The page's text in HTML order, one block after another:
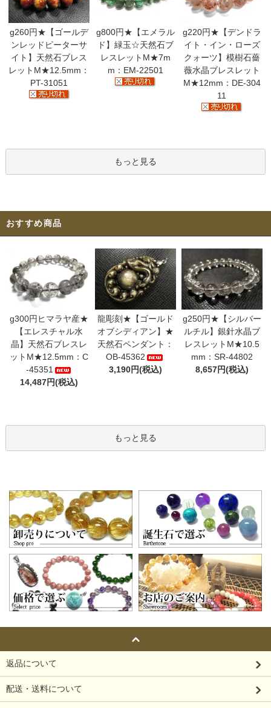
g260円★【ゴールデ
ンレッドピーターサ
イト】天然石ブレス
レットM★12.5mm：
PT-31051
g800円★【エメラル
ド】緑玉☆天然石ブ
レスレットM★7m
m：EM-22501
g220円★【デンドラ
イト・イン・ローズ
クォーツ】模樹石薔
薇水晶ブレスレット
M★12mm：DE-304
11
もっと見る
おすすめ商品
g300円ヒマラヤ産★
【エレスチャル水
晶】天然石ブレスレ
ットM★12.5mm：C
-45351
14,487円(税込)
龍彫刻★【ゴールド
オブシディアン】★
天然石ペンダント：
OB-45362
3,190円(税込)
g250円★【シルバー
ルチル】銀針水晶ブ
レスレットM★10.5
mm：SR-44802
8,657円(税込)
もっと見る
返品について
配送・送料について